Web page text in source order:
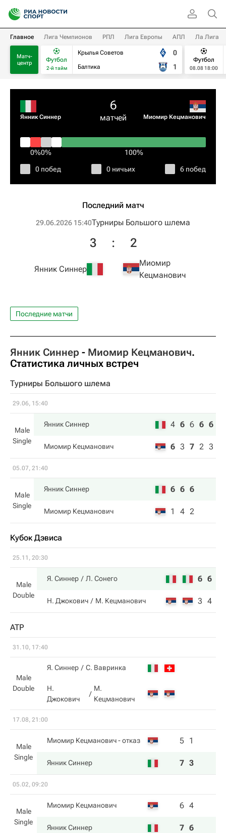
Главное Лига Чемпионов РПЛ Лига Европы АПЛ Ла Лига
Матч-
центр
Футбол
2-й тайм
Крылья Советов
Балтика
0
1
Футбол
08.08 18:00
Янник Синнер
6
матчей Миомир Кецманович
0%0% 100%
0 побед 0 ничьих 6 побед
Последний матч
29.06.2026 15:40Турниры Большого шлема
Янник Синнер
3 : 2
Миомир
Кецманович
Последние матчи
Янник Синнер - Миомир Кецманович.
Статистика личных встреч
Турниры Большого шлема
29.06, 15:40
Male
Single
Янник Синнер 4 6 6 6 6
Миомир Кецманович 6 3 7 2 3
05.07, 21:40
Male
Single
Янник Синнер 6 6 6
Миомир Кецманович 1 4 2
Кубок Дэвиса
25.11, 20:30
Male
Double
Я. Синнер Л. Сонего 6 6
Н. Джокович М. Кецманович 3 4
ATP
31.10, 17:40
Male
Double
Я. Синнер С. Вавринка
Н.
Джокович
М.
Кецманович
17.08, 21:00
Male
Single
Миомир Кецманович- отказ 5 1
Янник Синнер 7 3
05.02, 09:20
Male
Single
Миомир Кецманович 6 4
Янник Синнер 7 6